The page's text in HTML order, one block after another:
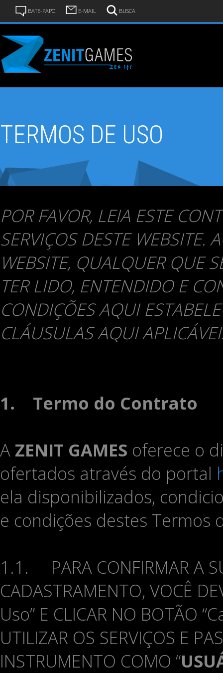
BATE-PAPO E-MAIL BUSCA
TERMOS DE USO
POR FAVOR, LEIA ESTE
SERVIÇOS DESTE WEBSITE.
WEBSITE, QUALQUER QUE
TER LIDO, ENTENDIDO E
CONDIÇÕES AQUI
CLÁUSULAS AQUI
1. Termo do Contrato
A ZENIT GAMES oferece o
ofertados através do portal
ela disponibilizados,
e condições destes Termos
1.1. PARA CONFIRMAR A
CADASTRAMENTO, VOCÊ
Uso” E CLICAR NO BOTÃO
UTILIZAR OS SERVIÇOS E
INSTRUMENTO COMO “